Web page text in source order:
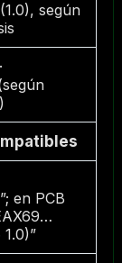
según
en PCB